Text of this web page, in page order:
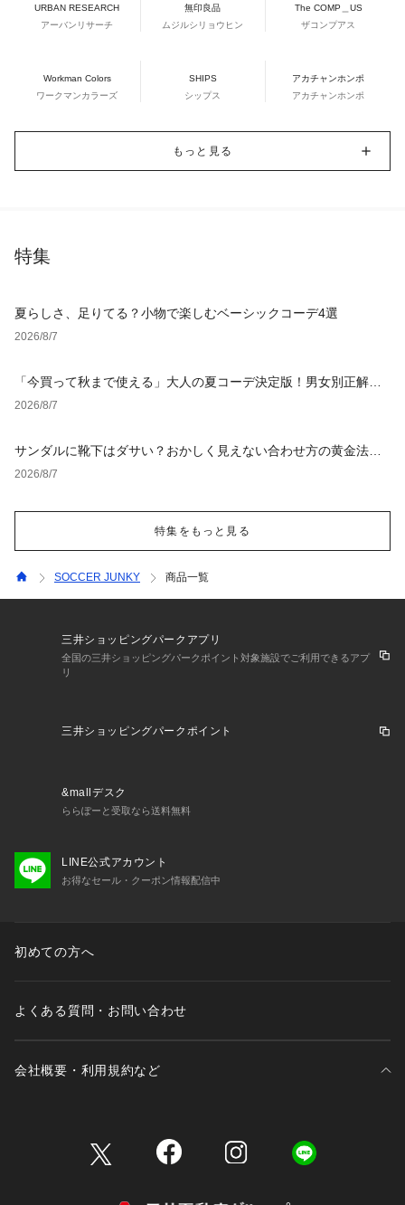
URBAN RESEARCH
アーバンリサーチ
無印良品
ムジルシリョウヒン
The COMP＿US
ザコンプアス
Workman Colors
ワークマンカラーズ
SHIPS
シップス
アカチャンホンポ
アカチャンホンポ
もっと見る
特集
夏らしさ、足りてる？小物で楽しむベーシックコーデ4選
2026/8/7
「今買って秋まで使える」大人の夏コーデ決定版！男女別正解ス
タイルとNGな着こなし
2026/8/7
サンダルに靴下はダサい？おかしく見えない合わせ方の黄金法則
と男女別おすすめコーデ
2026/8/7
特集をもっと見る
SOCCER JUNKY 商品一覧
三井ショッピングパークアプリ
全国の三井ショッピングパークポイント対象施設でご利用できるアプ
リ
三井ショッピングパークポイント
&mallデスク
ららぽーと受取なら送料無料
LINE公式アカウント
お得なセール・クーポン情報配信中
初めての方へ
よくある質問・お問い合わせ
会社概要・利用規約など